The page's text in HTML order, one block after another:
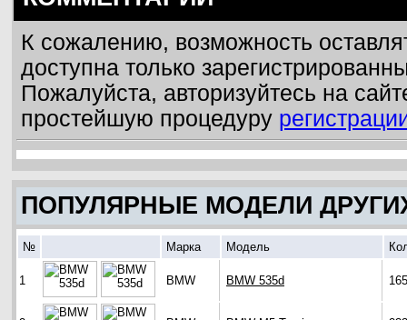
К сожалению, возможность
доступна только
Пожалуйста, авторизуйтесь на
простейшую процедуру
ПОПУЛЯРНЫЕ МОДЕЛИ
№ Марка Модель
1 BMW BMW 535d